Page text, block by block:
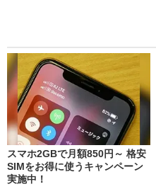
スマホ2GBで月額850円～ 格安
SIMをお得に使うキャンペーン
実施中！